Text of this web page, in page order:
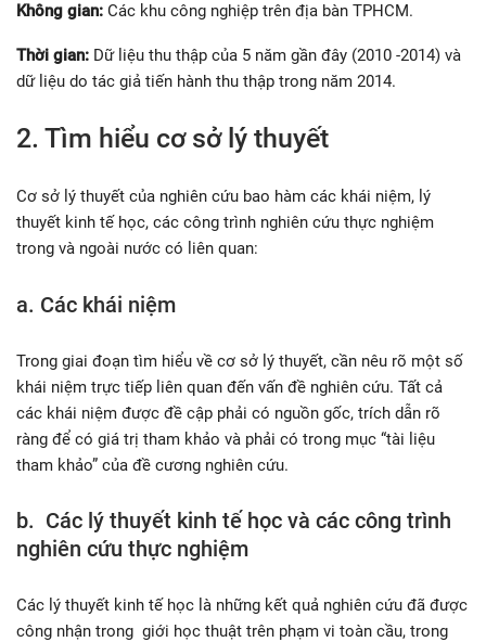
Không gian: Các khu công nghiệp trên địa bàn TPHCM.
Thời gian: Dữ liệu thu thập của 5 năm gần đây (2010 -2014) và
dữ liệu do tác giả tiến hành thu thập trong năm 2014.
2. Tìm hiểu cơ sở lý thuyết
Cơ sở lý thuyết của nghiên cứu bao hàm các khái niệm, lý
thuyết kinh tế học, các công trình nghiên cứu thực nghiệm
trong và ngoài nước có liên quan:
a. Các khái niệm
Trong giai đoạn tìm hiểu về cơ sở lý thuyết, cần nêu rõ một số
khái niệm trực tiếp liên quan đến vấn đề nghiên cứu. Tất cả
các khái niệm được đề cập phải có nguồn gốc, trích dẫn rõ
ràng để có giá trị tham khảo và phải có trong mục “tài liệu
tham khảo” của đề cương nghiên cứu.
b. Các lý thuyết kinh tế học và các công trình
nghiên cứu thực nghiệm
Các lý thuyết kinh tế học là những kết quả nghiên cứu đã được
công nhận trong giới học thuật trên phạm vi toàn cầu, trong